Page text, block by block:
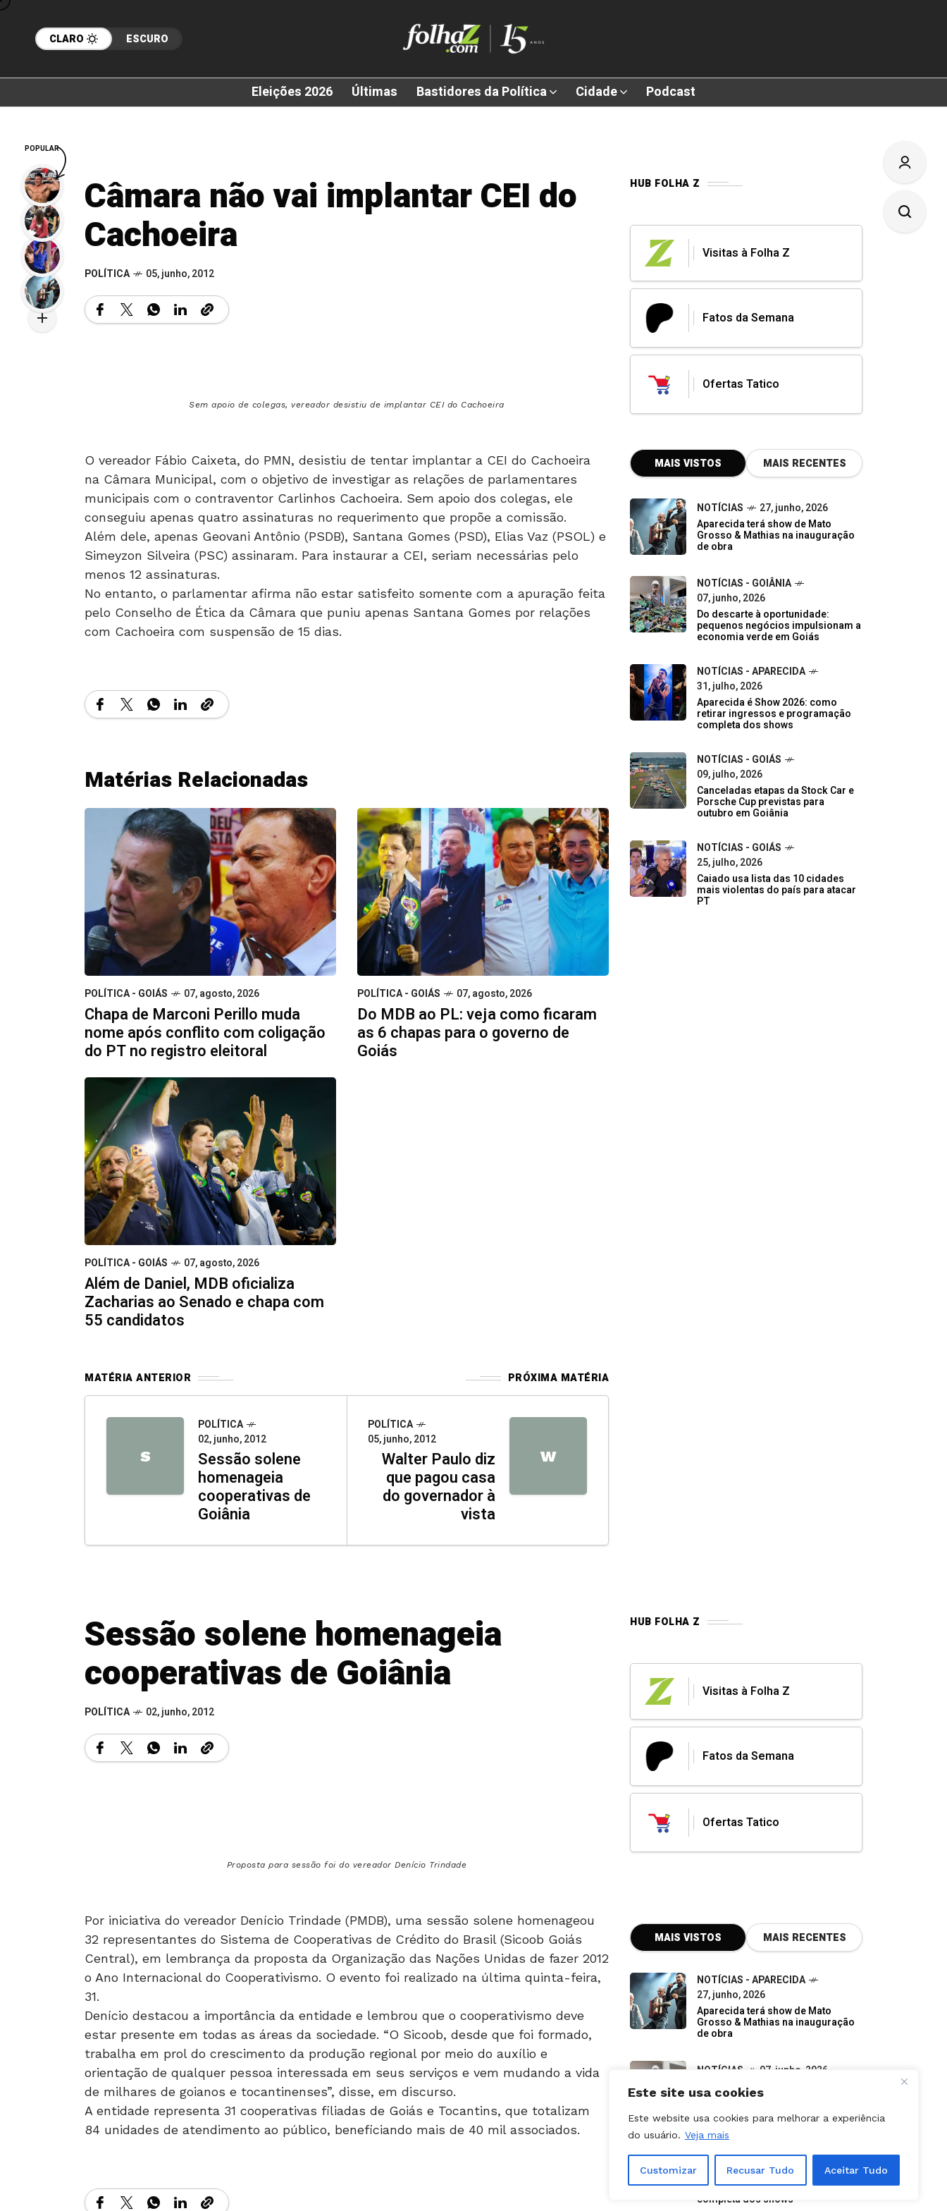
Este site usa cookies
Este website usa cookies para melhorar a experiência
do usuário. Veja mais
Customizar Recusar Tudo Aceitar Tudo
CLARO ESCURO
Eleições 2026 Últimas Bastidores da Política Cidade Podcast
Câmara não vai implantar CEI do
Cachoeira
POLÍTICA 05, junho, 2012
Sem apoio de colegas, vereador desistiu de implantar CEI do Cachoeira
O vereador Fábio Caixeta, do PMN, desistiu de tentar implantar a CEI do Cachoeira
na Câmara Municipal, com o objetivo de investigar as relações de parlamentares
municipais com o contraventor Carlinhos Cachoeira. Sem apoio dos colegas, ele
conseguiu apenas quatro assinaturas no requerimento que propõe a comissão.
Além dele, apenas Geovani Antônio (PSDB), Santana Gomes (PSD), Elias Vaz (PSOL) e
Simeyzon Silveira (PSC) assinaram. Para instaurar a CEI, seriam necessárias pelo
menos 12 assinaturas.
No entanto, o parlamentar afirma não estar satisfeito somente com a apuração feita
pelo Conselho de Ética da Câmara que puniu apenas Santana Gomes por relações
com Cachoeira com suspensão de 15 dias.
Matérias Relacionadas
POLÍTICA - GOIÁS 07, agosto, 2026
Chapa de Marconi Perillo muda
nome após conflito com coligação
do PT no registro eleitoral
POLÍTICA - GOIÁS 07, agosto, 2026
Do MDB ao PL: veja como ficaram
as 6 chapas para o governo de
Goiás
POLÍTICA - GOIÁS 07, agosto, 2026
Além de Daniel, MDB oficializa
Zacharias ao Senado e chapa com
55 candidatos
MATÉRIA ANTERIOR PRÓXIMA MATÉRIA
S
POLÍTICA
02, junho, 2012
Sessão solene
homenageia
cooperativas de
Goiânia
W
POLÍTICA
05, junho, 2012
Walter Paulo diz
que pagou casa
do governador à
vista
HUB FOLHA Z
Visitas à Folha Z
Fatos da Semana
Ofertas Tatico
MAIS VISTOS MAIS RECENTES
NOTÍCIAS
27, junho, 2026
Aparecida terá show de Mato
Grosso & Mathias na inauguração
de obra
NOTÍCIAS - GOIÂNIA
07, junho, 2026
Do descarte à oportunidade:
pequenos negócios impulsionam a
economia verde em Goiás
NOTÍCIAS - APARECIDA
31, julho, 2026
Aparecida é Show 2026: como
retirar ingressos e programação
completa dos shows
NOTÍCIAS - GOIÁS
09, julho, 2026
Canceladas etapas da Stock Car e
Porsche Cup previstas para
outubro em Goiânia
NOTÍCIAS - GOIÁS
25, julho, 2026
Caiado usa lista das 10 cidades
mais violentas do país para atacar
PT
Sessão solene homenageia
cooperativas de Goiânia
POLÍTICA 02, junho, 2012
32 representantes do Sistema de Cooperativas de Crédito do Brasil (Sicoob Goiás
Central), em lembrança da proposta da Organização das Nações Unidas de fazer 2012
o Ano Internacional do Cooperativismo. O evento foi realizado na última quinta-feira,
31.
Denício destacou a importância da entidade e lembrou que o cooperativismo deve
estar presente em todas as áreas da sociedade. “O Sicoob, desde que foi formado,
trabalha em prol do crescimento da produção regional por meio do auxílio e
orientação de qualquer pessoa interessada em seus serviços e vem mudando a vida
de milhares de goianos e tocantinenses”, disse, em discurso.
A entidade representa 31 cooperativas filiadas de Goiás e Tocantins, que totalizam
84 unidades de atendimento ao público, beneficiando mais de 40 mil associados.
HUB FOLHA Z
Visitas à Folha Z
Fatos da Semana
Ofertas Tatico
NOTÍCIAS - APARECIDA
Aparecida terá show de Mato
Grosso & Mathias na inauguração
de obra
NOTÍCIAS
pequenos negócios impulsionam a
economia verde em Goiás
31, julho, 2026
Aparecida é Show 2026: como
retirar ingressos e programação
completa dos shows
NOTÍCIAS
09, julho, 2026
POPULAR